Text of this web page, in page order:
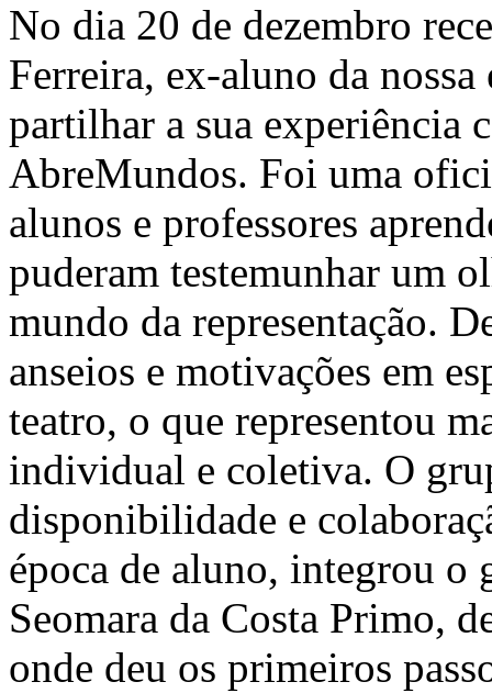
No dia 20 de dezembro
Ferreira, ex-aluno da
partilhar a sua experiência
AbreMundos. Foi uma
alunos e professores
puderam testemunhar um
mundo da representação.
anseios e motivações em
teatro, o que representou
individual e coletiva. O
disponibilidade e
época de aluno, integrou o
Seomara da Costa Primo,
onde deu os primeiros